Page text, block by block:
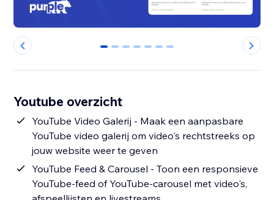
0 1 2 3 4 5 6
Youtube overzicht
YouTube Video Galerij - Maak een aanpasbare
YouTube video galerij om video's rechtstreeks op
jouw website weer te geven
YouTube Feed & Carousel - Toon een responsieve
YouTube-feed of YouTube-carousel met video's,